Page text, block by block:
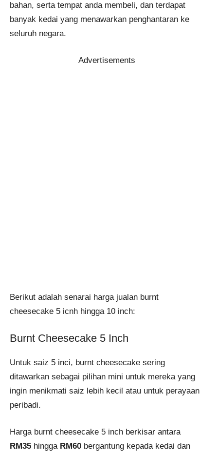
bahan, serta tempat anda membeli, dan terdapat
banyak kedai yang menawarkan penghantaran ke
seluruh negara.
Advertisements
Berikut adalah senarai harga jualan burnt
cheesecake 5 icnh hingga 10 inch:
Burnt Cheesecake 5 Inch
Untuk saiz 5 inci, burnt cheesecake sering
ditawarkan sebagai pilihan mini untuk mereka yang
ingin menikmati saiz lebih kecil atau untuk perayaan
peribadi.
Harga burnt cheesecake 5 inch berkisar antara
RM35 hingga RM60 bergantung kepada kedai dan